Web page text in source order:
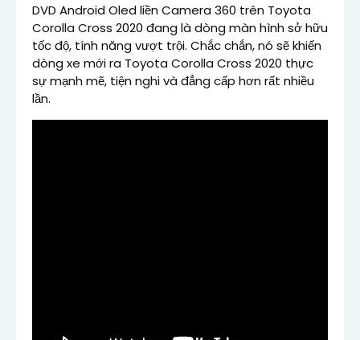
DVD Android Oled liền Camera 360 trên Toyota
Corolla Cross 2020 đang là dòng màn hình sở hữu
tốc độ, tính năng vượt trội. Chắc chắn, nó sẽ khiến
dòng xe mới ra Toyota Corolla Cross 2020 thực
sự mạnh mẽ, tiện nghi và đẳng cấp hơn rất nhiều
lần.